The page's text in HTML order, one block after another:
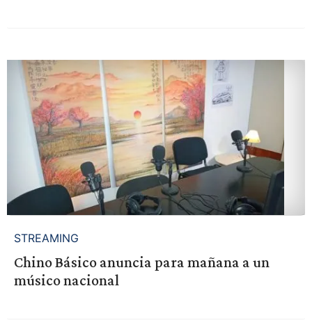
STREAMING
Chino Básico anuncia para mañana a un
músico nacional